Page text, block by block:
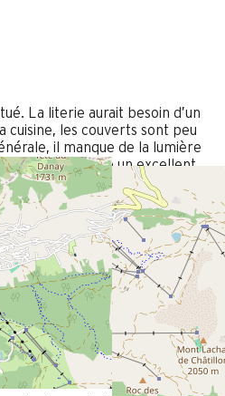
La literie aurait besoin d’un
cuisine, les couverts sont peu
il manque de la lumière
avons passé un excellent
am 13/02/2024